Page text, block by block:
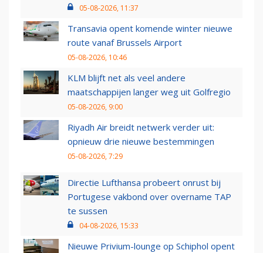
05-08-2026, 11:37
Transavia opent komende winter nieuwe
route vanaf Brussels Airport
05-08-2026, 10:46
KLM blijft net als veel andere
maatschappijen langer weg uit Golfregio
05-08-2026, 9:00
Riyadh Air breidt netwerk verder uit:
opnieuw drie nieuwe bestemmingen
05-08-2026, 7:29
Directie Lufthansa probeert onrust bij
Portugese vakbond over overname TAP
te sussen
04-08-2026, 15:33
Nieuwe Privium-lounge op Schiphol opent